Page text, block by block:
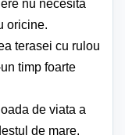
nu necesita
oricine.
terasei cu rulou
timp foarte
de viata a
de mare.